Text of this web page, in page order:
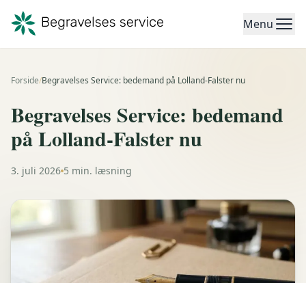
Menu
Forside/Begravelses Service: bedemand på Lolland-Falster nu
Begravelses Service: bedemand
på Lolland-Falster nu
3. juli 2026 5 min. læsning